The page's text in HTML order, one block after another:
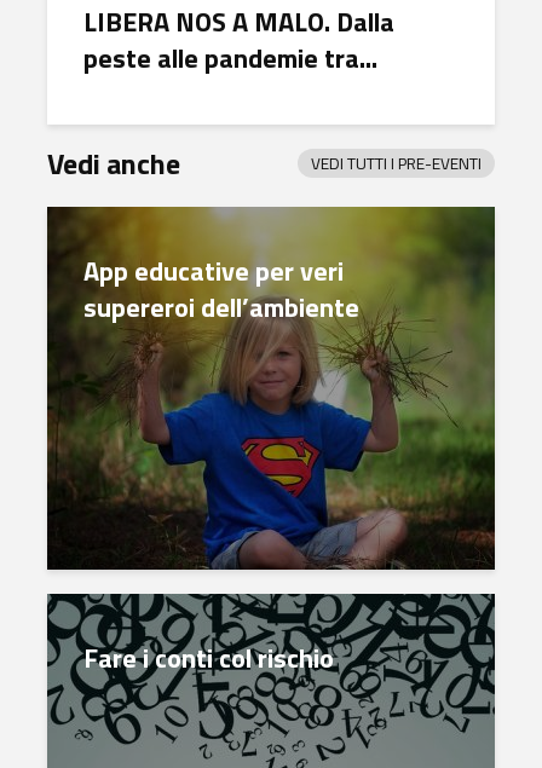
LIBERA NOS A MALO. Dalla
peste alle pandemie tra...
Vedi anche VEDI TUTTI I PRE-EVENTI
App educative per veri
supereroi dell’ambiente
Fare i conti col rischio